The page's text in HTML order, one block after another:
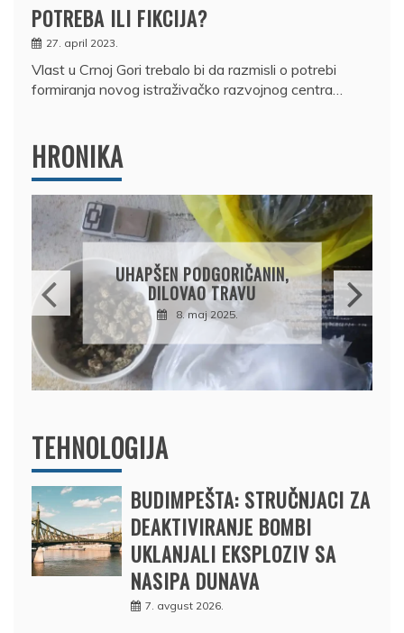
POTREBA ILI FIKCIJA?
27. april 2023.
Vlast u Crnoj Gori trebalo bi da razmisli o potrebi
formiranja novog istraživačko razvojnog centra…
HRONIKA
DRŽAVLJANIN RUSIJE
OSUMNJIČEN DA JE
PRODAO TUĐI BMW,
DRŽAVU NAPUSTIO
BRODOM
12. februar 2025.
TEHNOLOGIJA
BUDIMPEŠTA: STRUČNJACI ZA
DEAKTIVIRANJE BOMBI
UKLANJALI EKSPLOZIV SA
NASIPA DUNAVA
7. avgust 2026.